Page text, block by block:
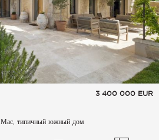
3 400 000 EUR
Мас, типичный южный дом